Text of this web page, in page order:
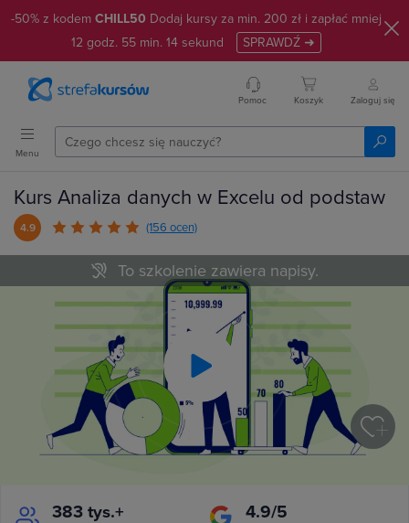
-50% z kodem CHILL50 Dodaj kursy za min. 200 zł i zapłać mniej
12 godz. 55 min. 13 sekund SPRAWDŹ ➜
Pomoc Koszyk Zaloguj się
Menu
Kurs Analiza danych w Excelu od podstaw
4.9 (156 ocen)
Play
To szkolenie zawiera napisy.
383 tys.+ 4.9/5